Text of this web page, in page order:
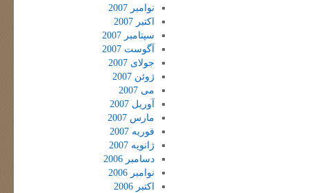
نوامبر 2007
اکتبر 2007
سپتامبر 2007
آگوست 2007
جولای 2007
ژوئن 2007
می 2007
آوریل 2007
مارس 2007
فوریه 2007
ژانویه 2007
دسامبر 2006
نوامبر 2006
اکتبر 2006